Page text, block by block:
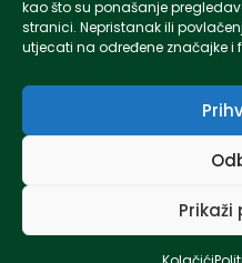
kao što su ponašanje
stranici. Nepristanak ili
utjecati na određene značajke i
Prikaži
Poslovnica Zagreb 01 7798